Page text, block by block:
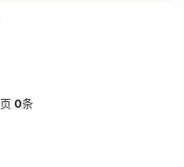
页 0条